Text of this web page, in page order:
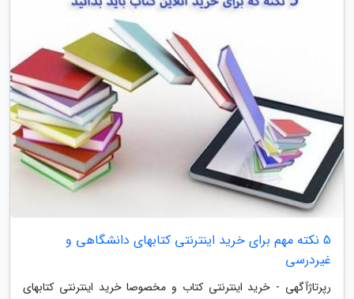
5 نکته مهم برای خرید اینترنتی کتابهای دانشگاهی و
غیردرسی
رپرتاژآگهی - خرید اینترنتی کتاب و مخصوصا خرید اینترنتی کتابهای